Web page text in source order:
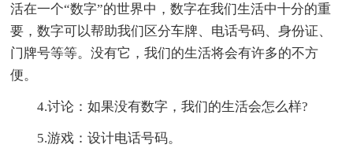
活在一个“数字”的世界中，数字在我们生活中十分的重
要，数字可以帮助我们区分车牌、电话号码、身份证、
门牌号等等。没有它，我们的生活将会有许多的不方
便。
4.讨论：如果没有数字，我们的生活会怎么样?
5.游戏：设计电话号码。